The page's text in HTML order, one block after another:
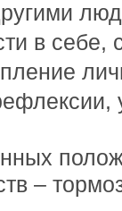
в себе,
–